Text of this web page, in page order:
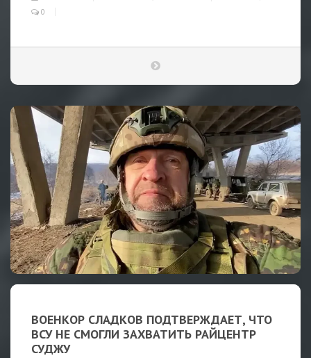
0
ВОЕНКОР СЛАДКОВ ПОДТВЕРЖДАЕТ, ЧТО
ВСУ НЕ СМОГЛИ ЗАХВАТИТЬ РАЙЦЕНТР
СУДЖУ